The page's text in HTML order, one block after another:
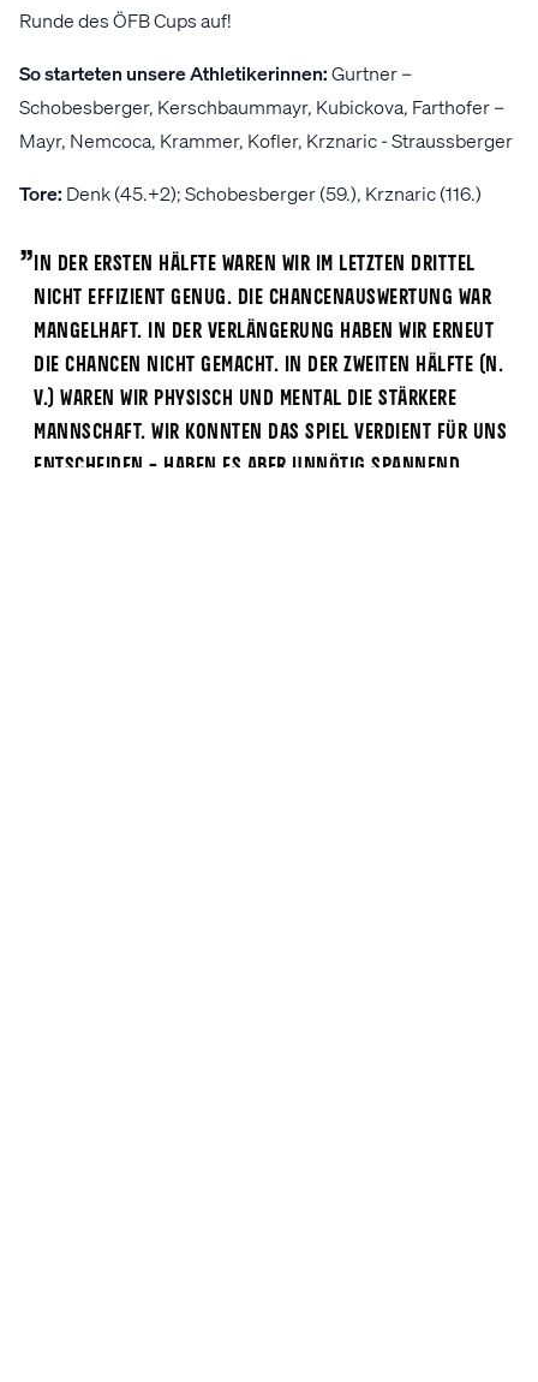
Runde des ÖFB Cups auf!
So starteten unsere Athletikerinnen:Gurtner –
Schobesberger, Kerschbaummayr, Kubickova, Farthofer –
Mayr, Nemcoca, Krammer, Kofler, Krznaric - Straussberger
Tore: Denk (45.+2); Schobesberger (59.), Krznaric (116.)
„
In der ersten Hälfte waren wir im letzten Drittel
nicht effizient genug. Die Chancenauswertung war
mangelhaft. In der Verlängerung haben wir erneut
die Chancen nicht gemacht. In der zweiten Hälfte (n.
V.) waren wir physisch und mental die stärkere
Mannschaft. Wir konnten das Spiel verdient für uns
entscheiden – haben es aber unnötig spannend